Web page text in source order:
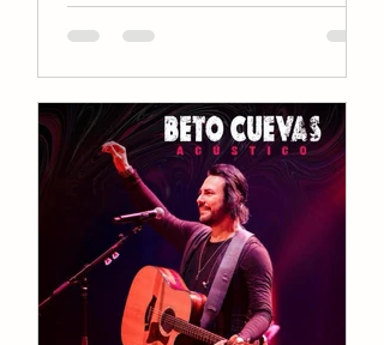
también suma la participación de Skapulario,
sabor